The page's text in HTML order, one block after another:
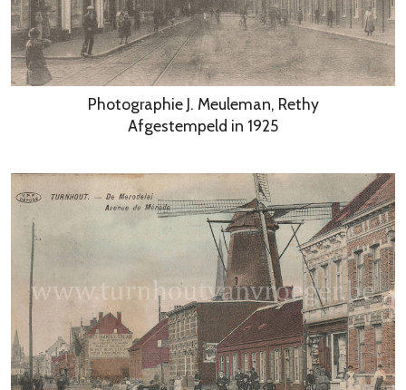
Photographie J. Meuleman, Rethy
Afgestempeld in 1925